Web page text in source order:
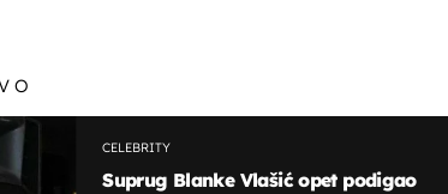
CELEBRITY
Suprug Blanke Vlašić opet podigao